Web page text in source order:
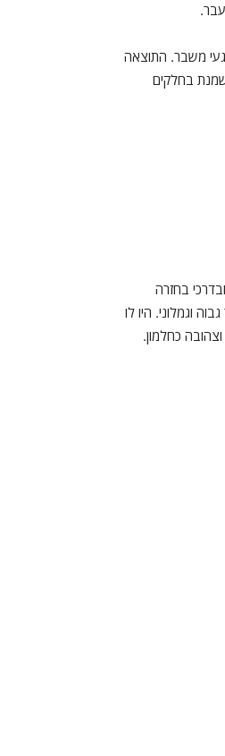
משבר. התוצאה
בחלקים
בחזרה
וגמלוני. היו לו
כחלמון.